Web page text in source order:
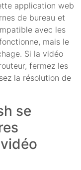
application web
de bureau et
avec les
mais le
Si la vidéo
fermez les
la résolution de
se